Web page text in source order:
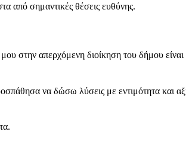
από σημαντικές θέσεις ευθύνης.
στην απερχόμενη διοίκηση του δήμου είναι
να δώσω λύσεις με εντιμότητα και